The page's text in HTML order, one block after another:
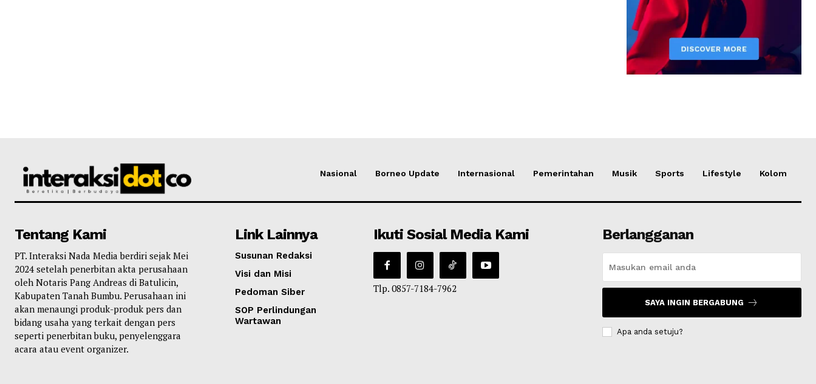
Nasional Borneo Update Internasional Pemerintahan Musik Sports Lifestyle Kolom
Tentang Kami
PT. Interaksi Nada Media berdiri sejak Mei
2024 setelah penerbitan akta perusahaan
oleh Notaris Pang Andreas di Batulicin,
Kabupaten Tanah Bumbu. Perusahaan ini
akan menaungi produk-produk pers dan
bidang usaha yang terkait dengan pers
seperti penerbitan buku, penyelenggara
acara atau event organizer.
Link Lainnya
Susunan Redaksi
Visi dan Misi
Pedoman Siber
SOP Perlindungan
Wartawan
Ikuti Sosial Media Kami
Tlp. 0857-7184-7962
Berlangganan
SAYA INGIN BERGABUNG
Apa anda setuju?